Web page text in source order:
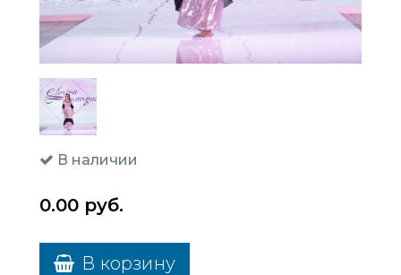
В наличии
0.00 руб.
В корзину